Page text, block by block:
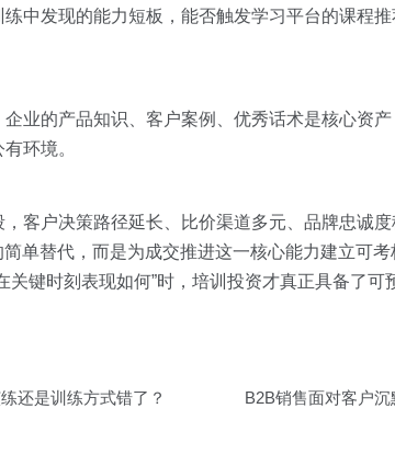
中发现的能力短板，能否触发学习平台的课程
企业的产品知识、客户案例、优秀话术是核心资
环境。
客户决策路径延长、比价渠道多元、品牌忠
单替代，而是为成交推进这一核心能力建立可考
键时刻表现如何”时，培训投资才真正具备了可
还是训练方式错了？ B2B销售面对客户